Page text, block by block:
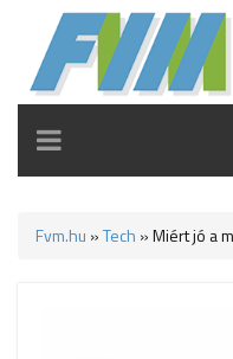
TOGGLE
NAVIGATION
Fvm.hu »Tech »Miért jó a